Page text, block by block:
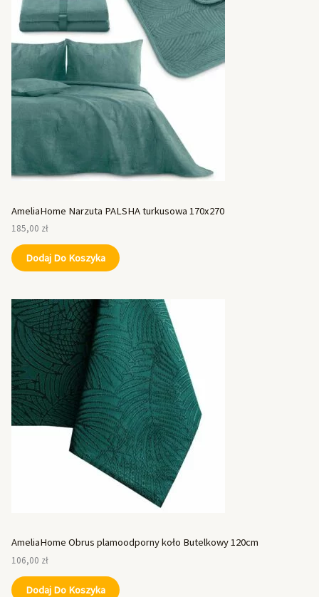
AmeliaHome Narzuta PALSHA turkusowa 170x270
185,00 zł
Dodaj Do Koszyka
AmeliaHome Obrus plamoodporny koło Butelkowy 120cm
106,00 zł
Dodaj Do Koszyka